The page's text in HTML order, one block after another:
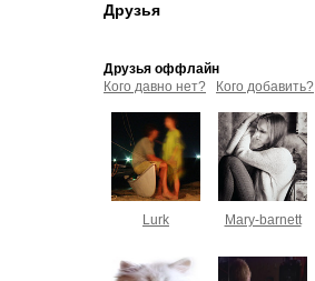
Друзья
Друзья оффлайн
Кого давно нет?
Кого добавить?
Lurk Mary-barnett